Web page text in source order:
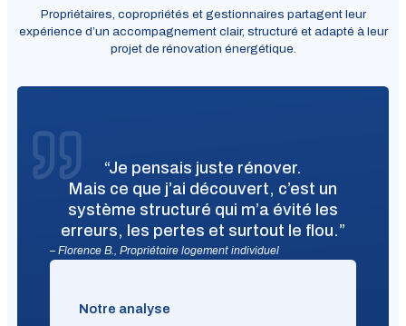
Propriétaires, copropriétés et gestionnaires partagent leur
expérience d’un accompagnement clair, structuré et adapté à leur
projet de rénovation énergétique.
“Je pensais juste rénover.
Mais ce que j’ai découvert, c’est un
système structuré qui m’a évité les
erreurs, les pertes et surtout le flou.”
– Florence B., Propriétaire logement individuel
Notre analyse